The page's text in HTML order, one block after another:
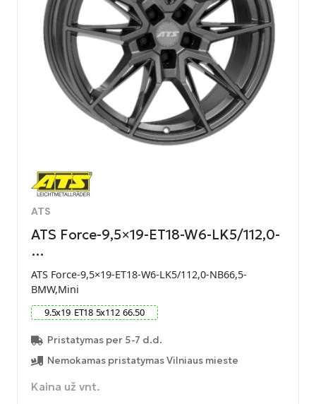
ATS
ATS Force-9,5×19-ET18-W6-LK5/112,0-
…
ATS Force-9,5×19-ET18-W6-LK5/112,0-NB66,5-
BMW,Mini
9.5x19 ET18 5x112 66.50
Pristatymas per 5-7 d.d.
Nemokamas pristatymas Vilniaus mieste
Kaina už vnt.